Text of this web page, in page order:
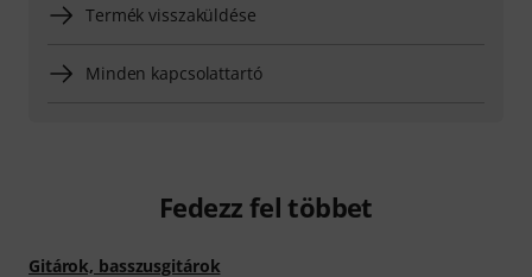
Termék visszaküldése
Minden kapcsolattartó
Fedezz fel többet
Gitárok, basszusgitárok